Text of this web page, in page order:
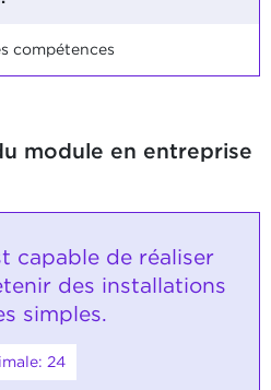
compétences
module en entreprise
capable de réaliser
des installations
simples.
24